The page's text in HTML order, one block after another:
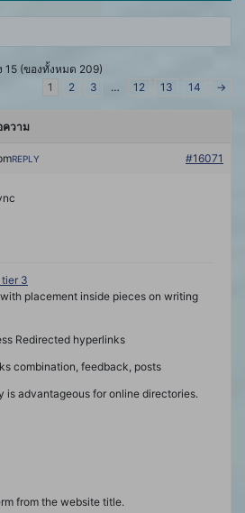
15 (ของทั้งหมด 209)
1
2 3 … 12 13 14 →
ความ
#16071
REPLY
tier 3
placement inside pieces on writing
Redirected hyperlinks
combination, feedback, posts
is advantageous for online directories.
from the website title.